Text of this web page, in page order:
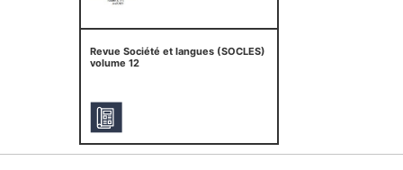
Revue Société et langues (SOCLES)
volume 12